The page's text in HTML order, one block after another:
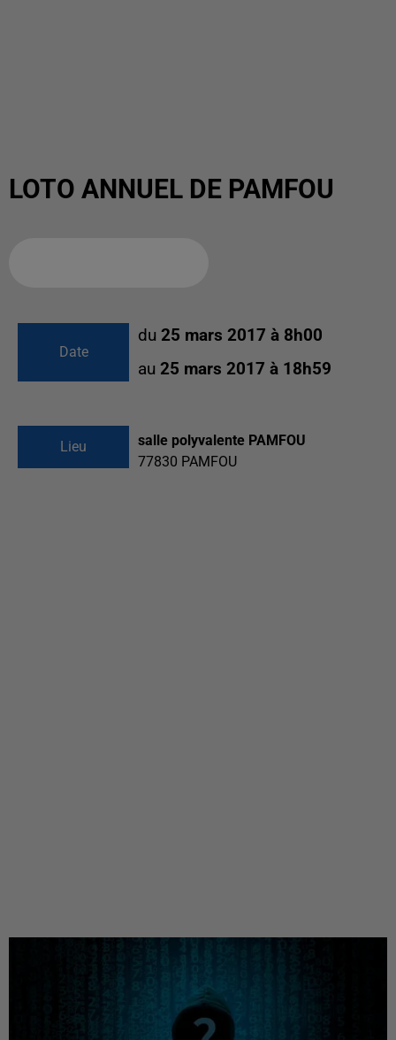
LOTO ANNUEL DE PAMFOU
Date
du 25 mars 2017 à 8h00
au 25 mars 2017 à 18h59
Lieu
salle polyvalente PAMFOU
77830 PAMFOU